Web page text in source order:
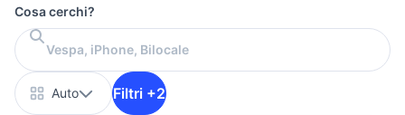
Cosa cerchi?
Auto Filtri +2